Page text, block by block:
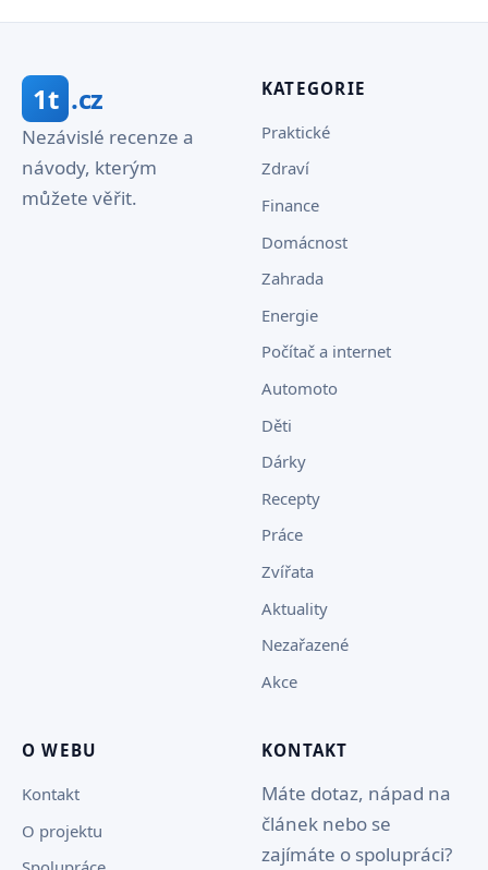
1t .cz
Nezávislé recenze a
návody, kterým
můžete věřit.
KATEGORIE
Praktické
Zdraví
Finance
Domácnost
Zahrada
Energie
Počítač a internet
Automoto
Děti
Dárky
Recepty
Práce
Zvířata
Aktuality
Nezařazené
Akce
O WEBU
Kontakt
O projektu
KONTAKT
Máte dotaz, nápad na
článek nebo se
zajímáte o spolupráci?